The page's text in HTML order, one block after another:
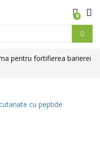
0
pentru fortifierea barierei